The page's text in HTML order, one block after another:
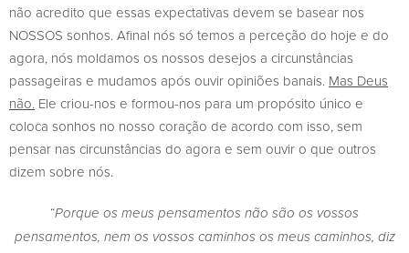
não acredito que essas expectativas devem se basear nos
NOSSOS sonhos. Afinal nós só temos a perceção do hoje e do
agora, nós moldamos os nossos desejos a circunstâncias
passageiras e mudamos após ouvir opiniões banais. Mas Deus
não. Ele criou-nos e formou-nos para um propósito único e
coloca sonhos no nosso coração de acordo com isso, sem
pensar nas circunstâncias do agora e sem ouvir o que outros
dizem sobre nós.
“Porque os meus pensamentos não são os vossos
pensamentos, nem os vossos caminhos os meus caminhos, diz